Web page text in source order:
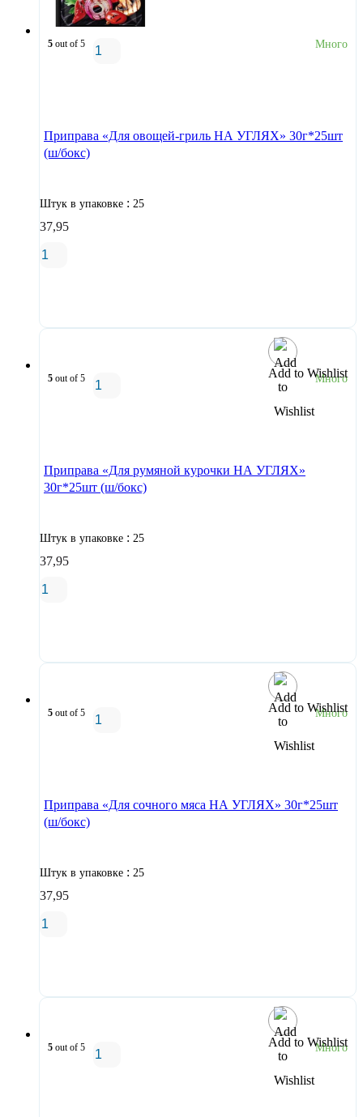
5 out of 5 Много
Приправа «Для овощей-гриль НА УГЛЯХ» 30г*25шт
(ш/бокс)
Штук в упаковке : 25
37,95
Add to Wishlist
5 out of 5 Много
Приправа «Для румяной курочки НА УГЛЯХ»
30г*25шт (ш/бокс)
Штук в упаковке : 25
37,95
Add to Wishlist
5 out of 5 Много
Приправа «Для сочного мяса НА УГЛЯХ» 30г*25шт
(ш/бокс)
Штук в упаковке : 25
37,95
Add to Wishlist
5 out of 5 Много